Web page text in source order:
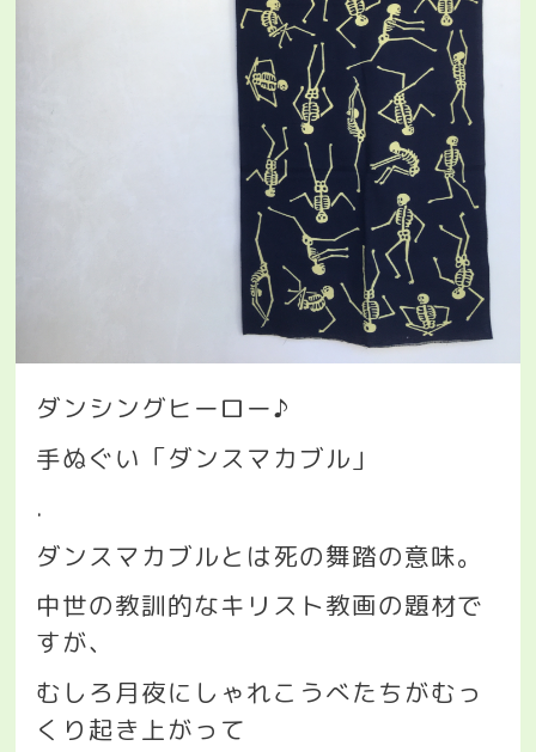
ダンシングヒーロー♪
手ぬぐい「ダンスマカブル」
.
ダンスマカブルとは死の舞踏の意味。
中世の教訓的なキリスト教画の題材で
すが、
むしろ月夜にしゃれこうべたちがむっ
くり起き上がって